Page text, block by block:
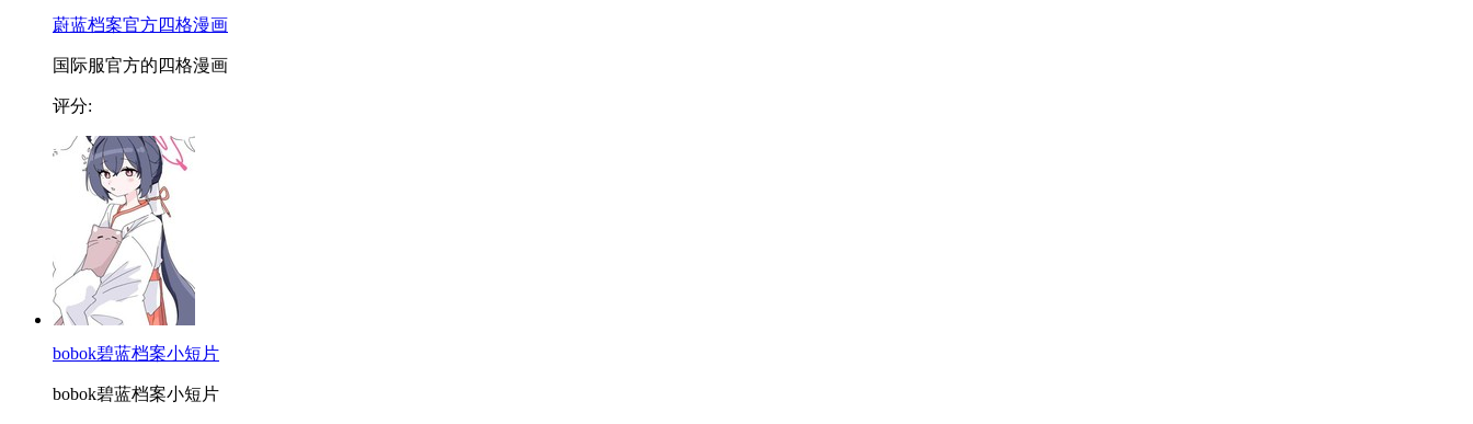
蔚蓝档案官方四格漫画
国际服官方的四格漫画
评分:
bobok碧蓝档案小短片
bobok碧蓝档案小短片